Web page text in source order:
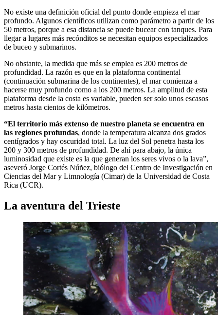
No existe una definición oficial del punto donde empieza el mar
profundo. Algunos científicos utilizan como parámetro a partir de los
50 metros, porque a esa distancia se puede bucear con tanques. Para
llegar a lugares más recónditos se necesitan equipos especializados
de buceo y submarinos.
No obstante, la medida que más se emplea es 200 metros de
profundidad. La razón es que en la plataforma continental
(continuación submarina de los continentes), el mar comienza a
hacerse muy profundo como a los 200 metros. La amplitud de esta
plataforma desde la costa es variable, pueden ser solo unos escasos
metros hasta cientos de kilómetros.
“El territorio más extenso de nuestro planeta se encuentra en
las regiones profundas, donde la temperatura alcanza dos grados
centígrados y hay oscuridad total. La luz del Sol penetra hasta los
200 y 300 metros de profundidad. De ahí para abajo, la única
luminosidad que existe es la que generan los seres vivos o la lava”,
aseveró Jorge Cortés Núñez, biólogo del Centro de Investigación en
Ciencias del Mar y Limnología (Cimar) de la Universidad de Costa
Rica (UCR).
La aventura del Trieste